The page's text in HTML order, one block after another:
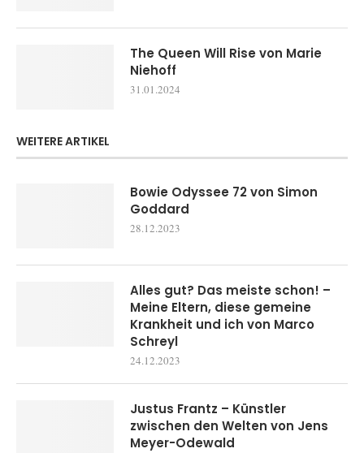
The Queen Will Rise von Marie
Niehoff
31.01.2024
WEITERE ARTIKEL
Bowie Odyssee 72 von Simon
Goddard
28.12.2023
Alles gut? Das meiste schon! –
Meine Eltern, diese gemeine
Krankheit und ich von Marco
Schreyl
24.12.2023
Justus Frantz – Künstler
zwischen den Welten von Jens
Meyer-Odewald